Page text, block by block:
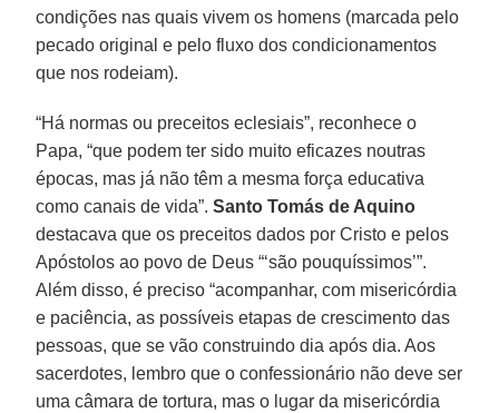
condições nas quais vivem os homens (marcada pelo
pecado original e pelo fluxo dos condicionamentos
que nos rodeiam).
“Há normas ou preceitos eclesiais”, reconhece o
Papa, “que podem ter sido muito eficazes noutras
épocas, mas já não têm a mesma força educativa
como canais de vida”.Santo Tomás de Aquino
destacava que os preceitos dados por Cristo e pelos
Apóstolos ao povo de Deus “‘são pouquíssimos’”.
Além disso, é preciso “acompanhar, com misericórdia
e paciência, as possíveis etapas de crescimento das
pessoas, que se vão construindo dia após dia. Aos
sacerdotes, lembro que o confessionário não deve ser
uma câmara de tortura, mas o lugar da misericórdia